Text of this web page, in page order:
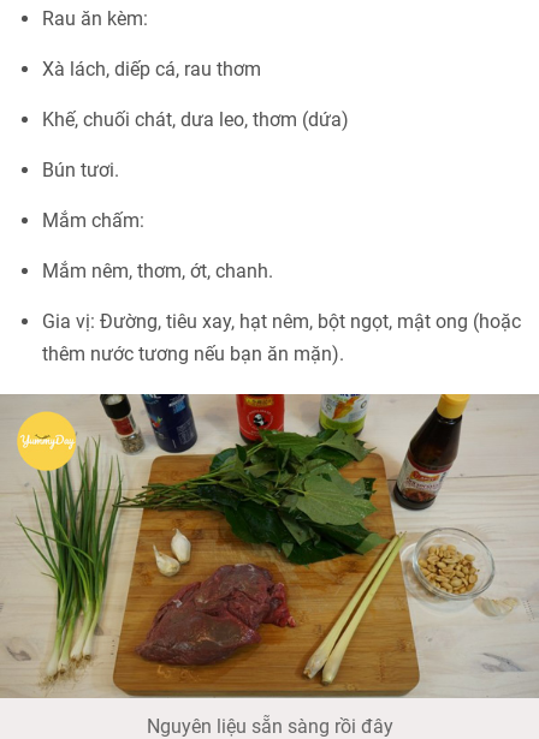
Rau ăn kèm:
Xà lách, diếp cá, rau thơm
Khế, chuối chát, dưa leo, thơm (dứa)
Bún tươi.
Mắm chấm:
Mắm nêm, thơm, ớt, chanh.
Gia vị: Đường, tiêu xay, hạt nêm, bột ngọt, mật ong (hoặc
thêm nước tương nếu bạn ăn mặn).
Nguyên liệu sẵn sàng rồi đây